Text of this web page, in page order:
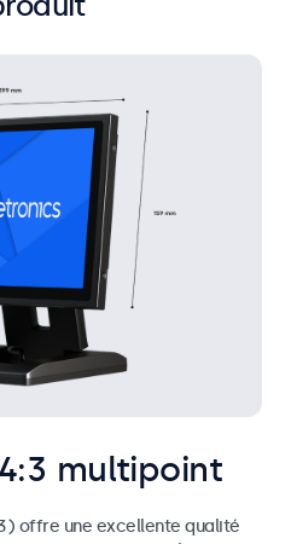
multipoint
offre une excellente qualité